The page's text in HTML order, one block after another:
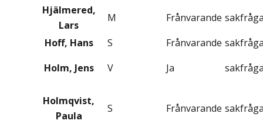
Hjälmered,
Lars
M Frånvarande
Hoff, Hans
S Frånvarande
Holm, Jens
V Ja
Holmqvist,
Paula
S Frånvarande